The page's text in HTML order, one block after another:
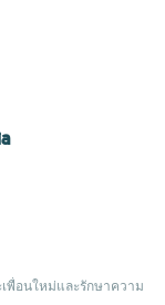
พื่อนใหม่และรักษาความ